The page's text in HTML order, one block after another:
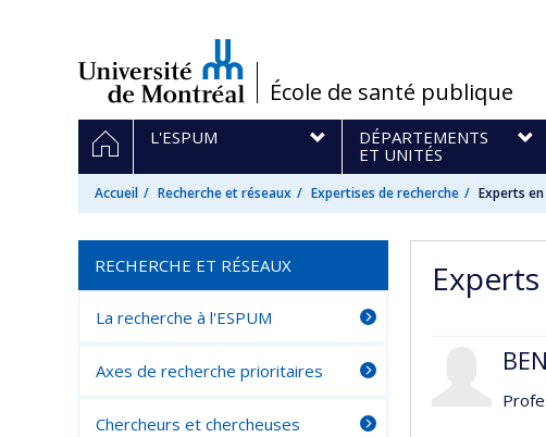
/École de santé publique
Navigation
principale
ACCUEIL
L'ESPUM
DÉPARTEMENTS
ET UNITÉS
Accueil Recherche et réseaux Expertises de recherche Experts
RECHERCHE ET RÉSEAUX
La recherche à l'ESPUM
Axes de recherche prioritaires
Chercheurs et chercheuses